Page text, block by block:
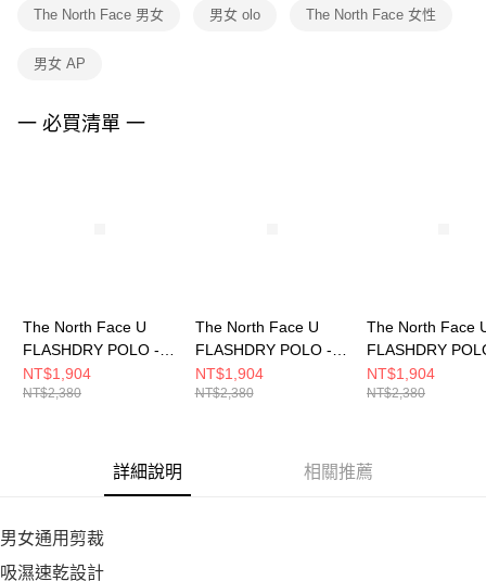
權轉讓予恩沛科技股份有限公司。
３．未成年的使用者請事先徵得法定代理人或監護人之同意方可使用
４．使用「AFTEE先享後付」時，將依據個別帳號之用戶狀況，依本公司即
The North Face 男女 男女 olo The North Face 女性
男女 AP
一 必買清單 一
The North Face U
FLASHDRY POLO -
AP 男女 短袖POLO
NF0A8GVSQLI
NT$1,904
NT$2,380
The North Face U
FLASHDRY POLO -
AP 男女 短袖POLO
NF0A8GVSA0M
NT$1,904
NT$2,380
The North Face
FLASHDRY
AP 男女 短袖
NF0A8GVSJK3
NT$1,904
NT$2,380
詳細說明 相關推薦
男女通用剪裁
吸濕速乾設計